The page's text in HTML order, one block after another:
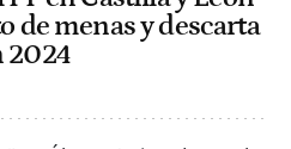
de menas y descarta
2024